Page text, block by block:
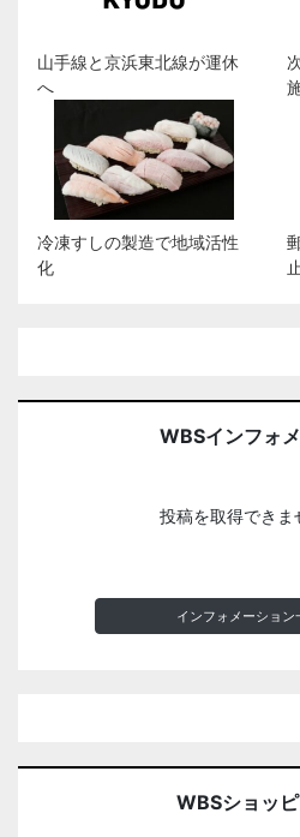
山手線と京浜東北線が運休
へ
冷凍すしの製造で地域活性
化
止
WBSインフォ
投稿を取得できま
インフォメーション
WBSショッ